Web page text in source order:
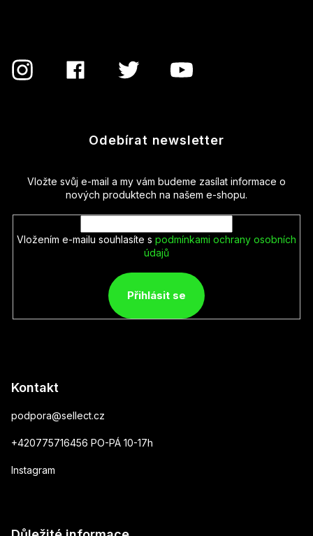
Odebírat newsletter
Vložte svůj e-mail a my vám budeme zasílat informace o
nových produktech na našem e-shopu.
Vložením e-mailu souhlasíte s podmínkami ochrany osobních
údajů
Přihlásit se
Kontakt
podpora@sellect.cz
+420775716456 PO-PÁ 10-17h
Instagram